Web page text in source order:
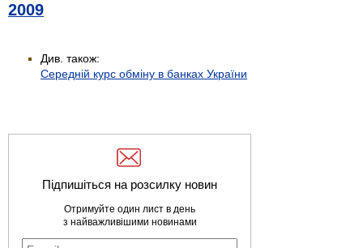
2009
Див. також:
Середній курс обміну в банках України
Підпишіться на розсилку новин
Отримуйте один лист в день
з найважливішими новинами